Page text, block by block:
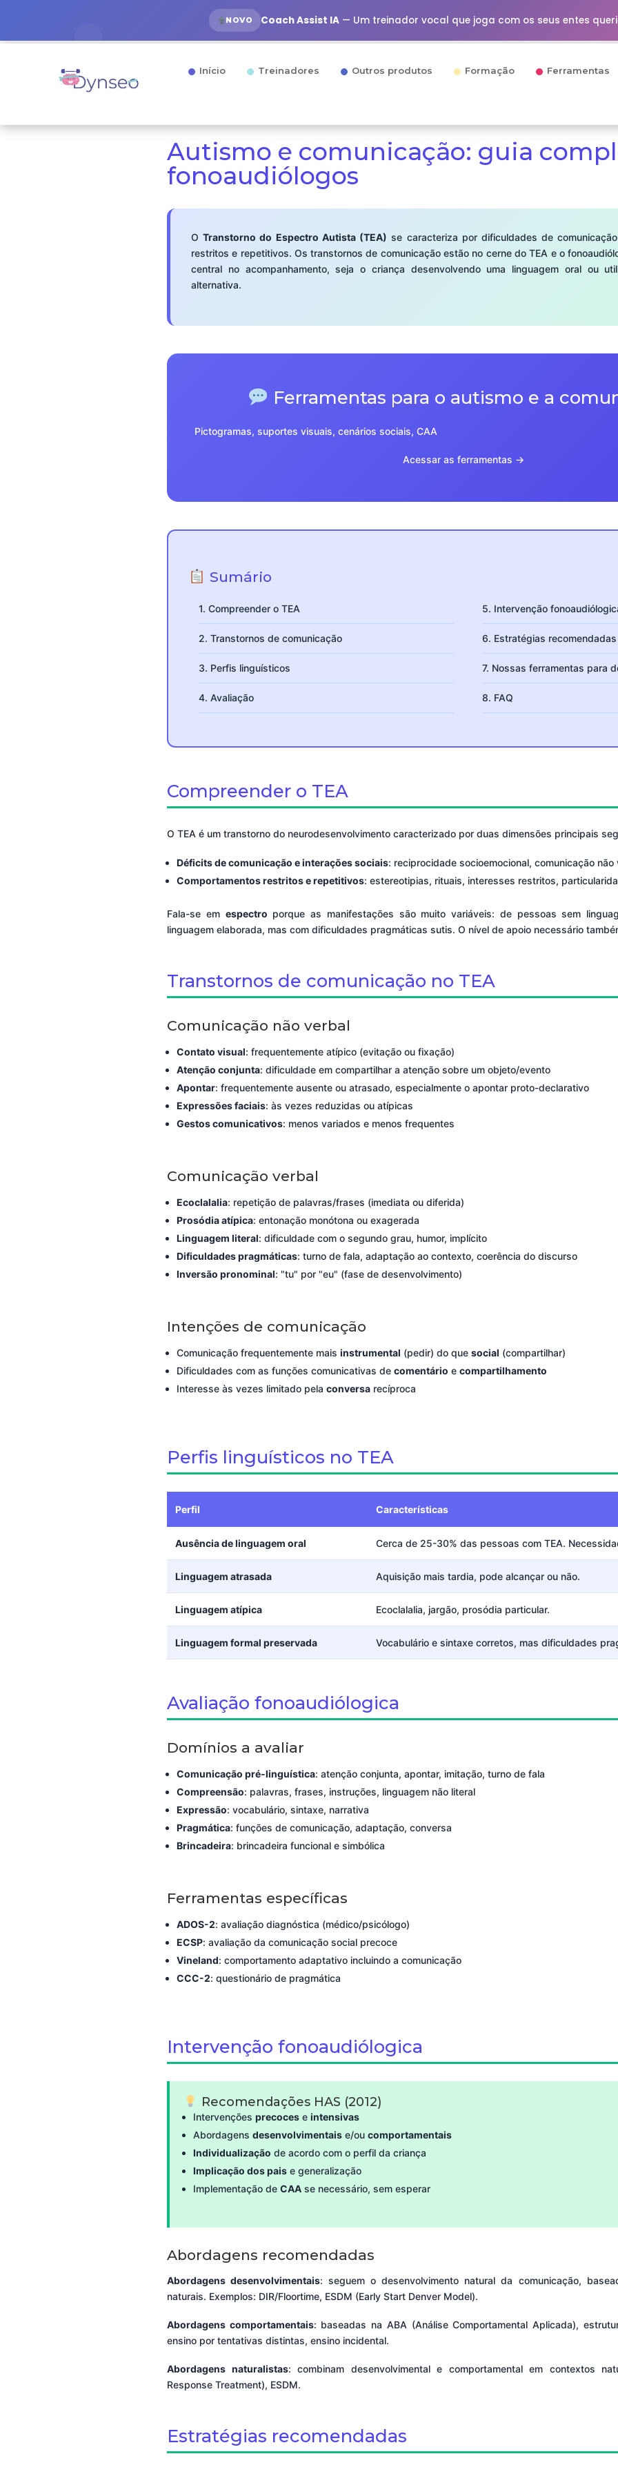
NOVO Coach Assist IA — Um treinador vocal que joga com os seus entes
Início Treinadores Outros produtos Formação Ferramentas
Autismo e comunicação: guia
fonoaudiólogos
OTranstorno do Espectro Autista (TEA) se caracteriza por dificuldades de
restritos e repetitivos. Os transtornos de comunicação estão no cerne do TEA e o
central no acompanhamento, seja o criança desenvolvendo uma linguagem oral ou
alternativa.
Ferramentas para o autismo e a
Pictogramas, suportes visuais, cenários sociais, CAA
Acessar as ferramentas →
Sumário
1. Compreender o TEA
2. Transtornos de comunicação
3. Perfis linguísticos
4. Avaliação
5. Intervenção
6. Estratégias recomendadas
7. Nossas ferramentas para
8. FAQ
Compreender o TEA
O TEA é um transtorno do neurodesenvolvimento caracterizado por duas dimensões principais
Déficits de comunicação e interações sociais: reciprocidade socioemocional, comunicação
Comportamentos restritos e repetitivos: estereotipias, rituais, interesses restritos,
Fala-se em espectro porque as manifestações são muito variáveis: de pessoas sem
linguagem elaborada, mas com dificuldades pragmáticas sutis. O nível de apoio necessário
Transtornos de comunicação no TEA
Comunicação não verbal
Contato visual: frequentemente atípico (evitação ou fixação)
Atenção conjunta: dificuldade em compartilhar a atenção sobre um objeto/evento
Apontar: frequentemente ausente ou atrasado, especialmente o apontar proto-declarativo
Expressões faciais: às vezes reduzidas ou atípicas
Gestos comunicativos: menos variados e menos frequentes
Comunicação verbal
Ecoclalalia: repetição de palavras/frases (imediata ou diferida)
Prosódia atípica: entonação monótona ou exagerada
Linguagem literal: dificuldade com o segundo grau, humor, implícito
Dificuldades pragmáticas: turno de fala, adaptação ao contexto, coerência do discurso
Inversão pronominal: "tu" por "eu" (fase de desenvolvimento)
Intenções de comunicação
Comunicação frequentemente mais instrumental (pedir) do que social (compartilhar)
Dificuldades com as funções comunicativas de comentário e compartilhamento
Interesse às vezes limitado pela conversa recíproca
Perfis linguísticos no TEA
Perfil Características
Ausência de linguagem oral Cerca de 25-30% das pessoas com TEA.
Linguagem atrasada Aquisição mais tardia, pode alcançar ou não.
Linguagem atípica Ecoclalalia, jargão, prosódia particular.
Linguagem formal preservada Vocabulário e sintaxe corretos, mas dificuldades
Avaliação fonoaudiólogica
Domínios a avaliar
Comunicação pré-linguística: atenção conjunta, apontar, imitação, turno de fala
Compreensão: palavras, frases, instruções, linguagem não literal
Expressão: vocabulário, sintaxe, narrativa
Pragmática: funções de comunicação, adaptação, conversa
Brincadeira: brincadeira funcional e simbólica
Ferramentas específicas
ADOS-2: avaliação diagnóstica (médico/psicólogo)
ECSP: avaliação da comunicação social precoce
Vineland: comportamento adaptativo incluindo a comunicação
CCC-2: questionário de pragmática
Intervenção fonoaudiólogica
Recomendações HAS (2012)
Intervenções precoces e intensivas
Abordagens desenvolvimentais e/ou comportamentais
Individualização de acordo com o perfil da criança
Implicação dos pais e generalização
Implementação de CAA se necessário, sem esperar
Abordagens recomendadas
Abordagens desenvolvimentais: seguem o desenvolvimento natural da comunicação,
naturais. Exemplos: DIR/Floortime, ESDM (Early Start Denver Model).
Abordagens comportamentais: baseadas na ABA (Análise Comportamental Aplicada),
ensino por tentativas distintas, ensino incidental.
Abordagens naturalistas: combinam desenvolvimental e comportamental em contextos
Response Treatment), ESDM.
Estratégias recomendadas